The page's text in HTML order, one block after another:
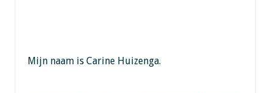
Mijn naam is Carine Huizenga.